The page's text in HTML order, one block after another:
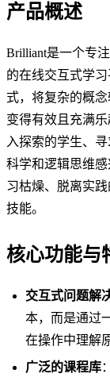
产品概述
Brilliant是一个专
的在线交互式学
式，将复杂的概
变得有效且充满
入探索的学生、
科学和逻辑思维
习枯燥、脱离实
技能。
核心功能与
交互式问题解
本，而是通过
在操作中理解
广泛的课程库